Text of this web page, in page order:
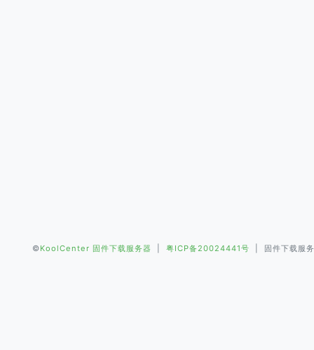
©KoolCenter 固件下载服务器 粤ICP备20024441号 | 固件下载服